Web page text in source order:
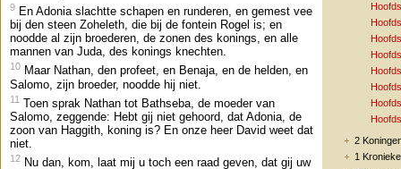
2
1
9 En Adonia slachtte schapen en runderen, en gemest vee
bij den steen Zoheleth, die bij de fontein Rogel is; en
noodde al zijn broederen, de zonen des konings, en alle
mannen van Juda, des konings knechten.
10 Maar Nathan, den profeet, en Benaja, en de helden, en
Salomo, zijn broeder, noodde hij niet.
11 Toen sprak Nathan tot Bathseba, de moeder van
Salomo, zeggende: Hebt gij niet gehoord, dat Adonia, de
zoon van Haggith, koning is? En onze heer David weet dat
niet.
12 Nu dan, kom, laat mij u toch een raad geven, dat gij uw